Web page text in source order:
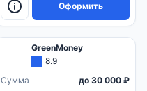
Оформить
GreenMoney
8.9
Сумма
до 30 000 ₽